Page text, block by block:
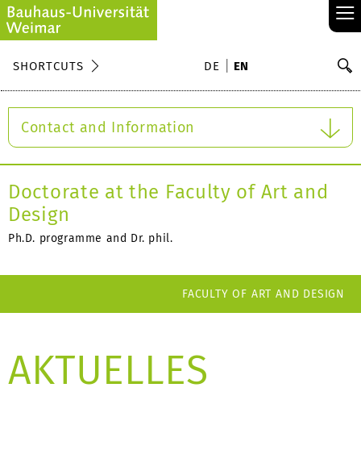
≡
SHORTCUTS DE EN
Contact and Information
Doctorate at the Faculty of Art and
Design
Ph.D. programme and Dr. phil.
FACULTY OF ART AND DESIGN
AKTUELLES